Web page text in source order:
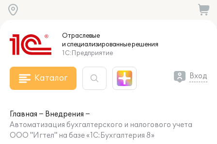
Отраслевые
и специализированныерешения
1С:Предприятие
Каталог Вход
Главная
Внедрения
Автоматизация бухгалтерского и налогового учета
ООО "Игтел" на базе «1С:Бухгалтерия 8»